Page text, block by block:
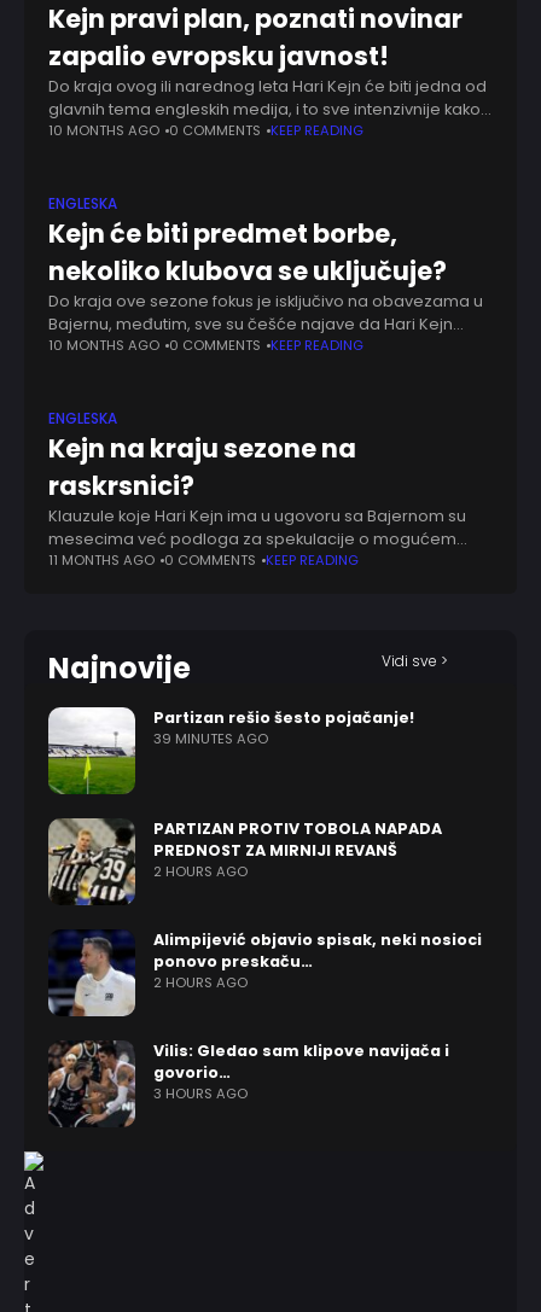
Kejn pravi plan, poznati novinar
zapalio evropsku javnost!
Do kraja ovog ili narednog leta Hari Kejn će biti jedna od
glavnih tema engleskih medija, i to sve intenzivnije kako
vreme odmiče. Iako će Bajern probati da nagovori
10 MONTHS AGO 0 COMMENTS KEEP READING
ENGLESKA
Kejn će biti predmet borbe,
nekoliko klubova se uključuje?
Do kraja ove sezone fokus je isključivo na obavezama u
Bajernu, međutim, sve su češće najave da Hari Kejn
razmišlja o odlasku. Po završetku ove sezone engleski
10 MONTHS AGO 0 COMMENTS KEEP READING
ENGLESKA
Kejn na kraju sezone na
raskrsnici?
Klauzule koje Hari Kejn ima u ugovoru sa Bajernom su
mesecima već podloga za spekulacije o mogućem
rastanku. Ono što se da videti javno ne sluti na takav
11 MONTHS AGO 0 COMMENTS KEEP READING
Najnovije Vidi sve >
Partizan rešio šesto pojačanje!
39 MINUTES AGO
PARTIZAN PROTIV TOBOLA NAPADA
PREDNOST ZA MIRNIJI REVANŠ
2 HOURS AGO
Alimpijević objavio spisak, neki nosioci
ponovo preskaču…
2 HOURS AGO
Vilis: Gledao sam klipove navijača i
govorio…
3 HOURS AGO